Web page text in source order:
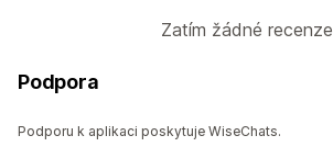
Zatím žádné recenze
Podpora
Podporu k aplikaci poskytuje WiseChats.